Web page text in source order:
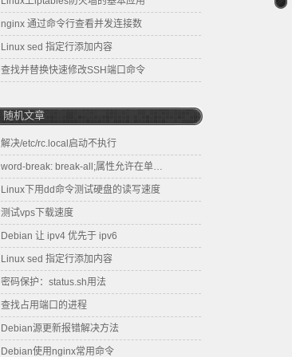
nginx 通过命令行查看并发连接数
Linux sed 指定行添加内容
查找并替换快速修改SSH端口命令
随机文章
解决/etc/rc.local启动不执行
word-break: break-all;属性允许在单…
Linux下用dd命令测试硬盘的读写速度
测试vps下载速度
Debian 让 ipv4 优先于 ipv6
Linux sed 指定行添加内容
密码保护：status.sh用法
查找占用端口的进程
Debian源更新报错解决方法
Debian使用nginx常用命令